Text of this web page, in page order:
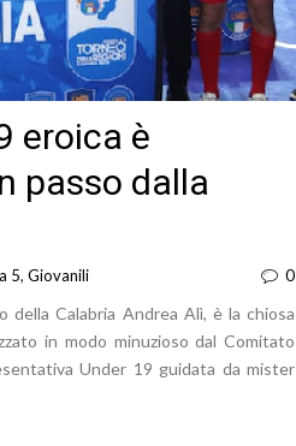
eroica è
passo dalla
5, Giovanili 0
Calabria Andrea Alì, è la chiosa
in modo minuzioso dal Comitato
Under 19 guidata da mister